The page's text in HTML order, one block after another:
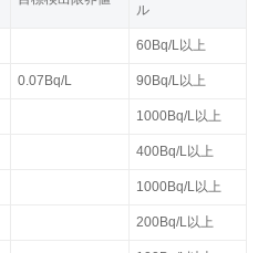
ル
60Bq/L以上
0.07Bq/L 90Bq/L以上
1000Bq/L以上
400Bq/L以上
1000Bq/L以上
200Bq/L以上